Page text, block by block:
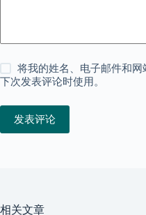
将我的姓名、电子邮件和
下次发表评论时使用。
发表评论
相关文章